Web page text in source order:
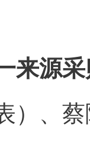
来源
）、